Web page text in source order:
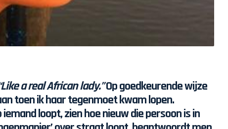
a real African lady.”Op goedkeurende wijze
toen ik haar tegenmoet kwam lopen.
loopt, zien hoe nieuw die persoon is in